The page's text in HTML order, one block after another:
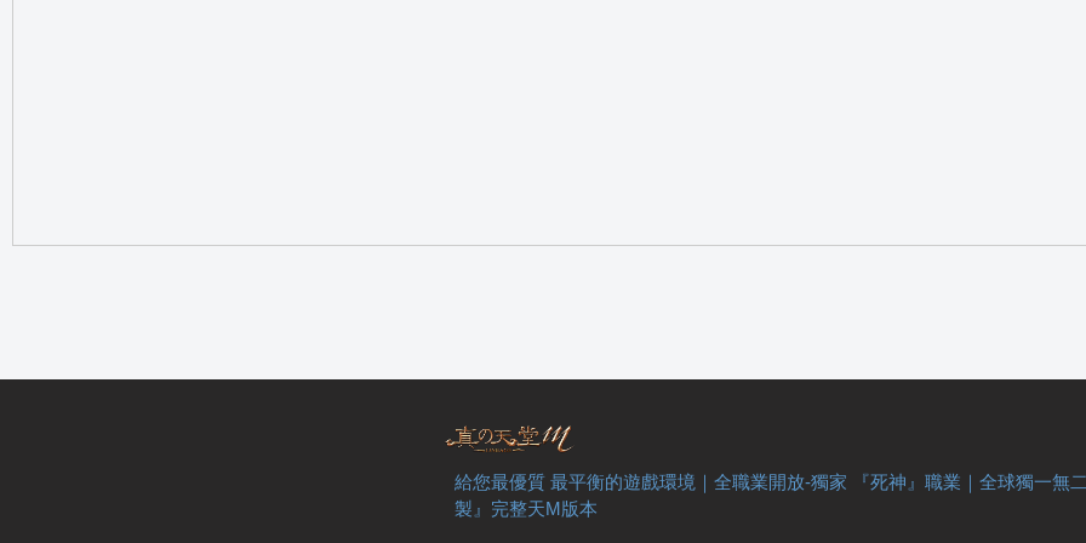
給您最優質 最平衡的遊戲環境｜全職業開放-獨家 『死神』職業｜全球獨一無
製』完整天M版本